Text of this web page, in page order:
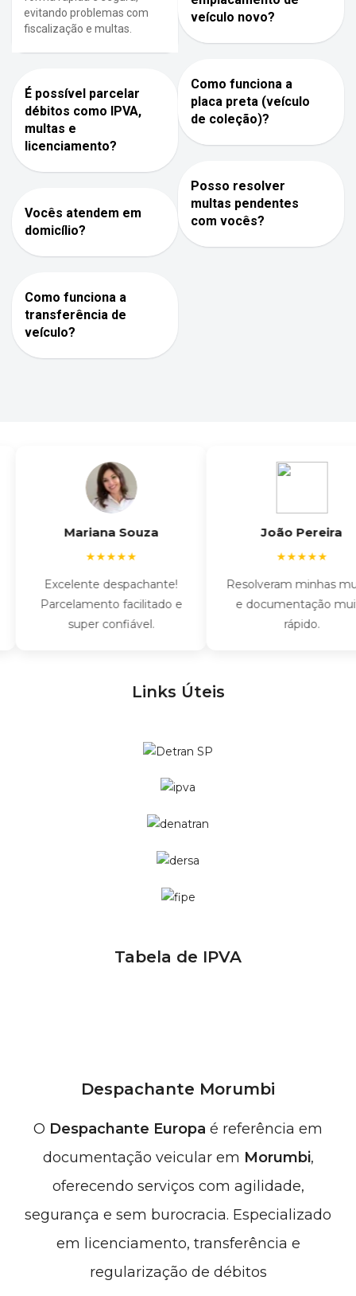
evitando problemas com
fiscalização e multas.
É possível parcelar
débitos como IPVA,
multas e
licenciamento?
Vocês atendem em
domicílio?
Como funciona a
transferência de
veículo?
veículo novo?
Como funciona a
placa preta (veículo
de coleção)?
Posso resolver
multas pendentes
com vocês?
Mariana Souza
★★★★★
Excelente despachante!
Parcelamento facilitado e
super confiável.
João Pereira
★★★★★
Resolveram minhas
e documentação muito
rápido.
Links Úteis
Tabela de IPVA
Despachante Morumbi
O Despachante Europa é referência em
documentação veicular em Morumbi,
oferecendo serviços com agilidade,
segurança e sem burocracia. Especializado
em licenciamento, transferência e
regularização de débitos